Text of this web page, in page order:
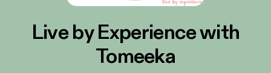
Live by Experience with
Tomeeka